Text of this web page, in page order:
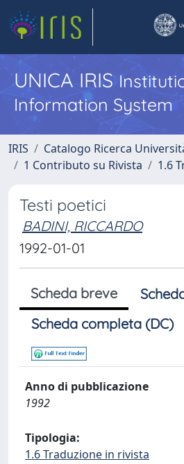
UNICA IRIS
Information System
IRIS
Catalogo Ricerca
1 Contributo su Rivista
1.6
Testi poetici
BADINI, RICCARDO
1992-01-01
Scheda breve
Scheda completa (DC)
Anno di pubblicazione
1992
Tipologia:
1.6 Traduzione in rivista